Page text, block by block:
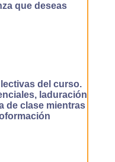
que deseas
del curso.
laduración
de clase mientras